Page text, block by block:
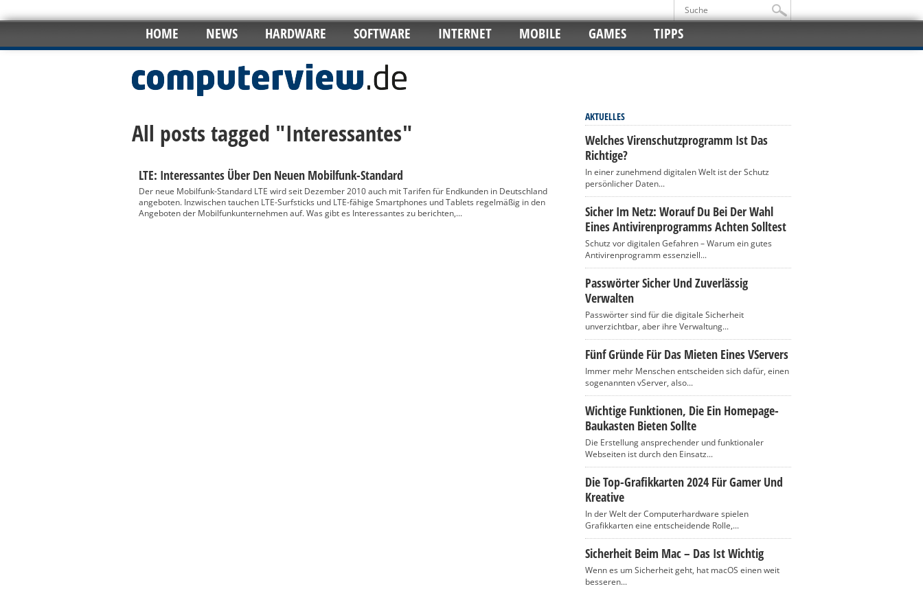
HOME NEWS HARDWARE SOFTWARE INTERNET MOBILE GAMES TIPPS
All posts tagged "Interessantes"
LTE: Interessantes Über Den Neuen Mobilfunk-Standard
Der neue Mobilfunk-Standard LTE wird seit Dezember 2010 auch mit Tarifen für Endkunden in Deutschland
angeboten. Inzwischen tauchen LTE-Surfsticks und LTE-fähige Smartphones und Tablets regelmäßig in den
Angeboten der Mobilfunkunternehmen auf. Was gibt es Interessantes zu berichten,...
AKTUELLES
Welches Virenschutzprogramm Ist Das
Richtige?
In einer zunehmend digitalen Welt ist der Schutz
persönlicher Daten...
Sicher Im Netz: Worauf Du Bei Der Wahl
Eines Antivirenprogramms Achten Solltest
Schutz vor digitalen Gefahren – Warum ein gutes
Antivirenprogramm essenziell...
Passwörter Sicher Und Zuverlässig
Verwalten
Passwörter sind für die digitale Sicherheit
unverzichtbar, aber ihre Verwaltung...
Fünf Gründe Für Das Mieten Eines VServers
Immer mehr Menschen entscheiden sich dafür, einen
sogenannten vServer, also...
Wichtige Funktionen, Die Ein Homepage-
Baukasten Bieten Sollte
Die Erstellung ansprechender und funktionaler
Webseiten ist durch den Einsatz...
Die Top-Grafikkarten 2024 Für Gamer Und
Kreative
In der Welt der Computerhardware spielen
Grafikkarten eine entscheidende Rolle,...
Sicherheit Beim Mac – Das Ist Wichtig
Wenn es um Sicherheit geht, hat macOS einen weit
besseren...